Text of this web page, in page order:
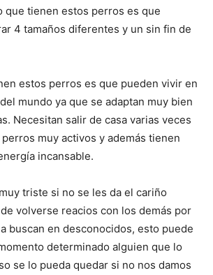
que tienen estos perros es que
4 tamaños diferentes y un sin fin de
estos perros es que pueden vivir en
mundo ya que se adaptan muy bien
Necesitan salir de casa varias veces
muy activos y además tienen
incansable.
triste si no se les da el cariño
volverse reacios con los demás por
buscan en desconocidos, esto puede
determinado alguien que lo
se lo pueda quedar si no nos damos